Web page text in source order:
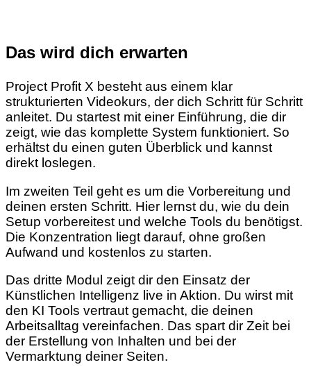
Das wird dich erwarten
Project Profit X besteht aus einem klar
strukturierten Videokurs, der dich Schritt für Schritt
anleitet. Du startest mit einer Einführung, die dir
zeigt, wie das komplette System funktioniert. So
erhältst du einen guten Überblick und kannst
direkt loslegen.
Im zweiten Teil geht es um die Vorbereitung und
deinen ersten Schritt. Hier lernst du, wie du dein
Setup vorbereitest und welche Tools du benötigst.
Die Konzentration liegt darauf, ohne großen
Aufwand und kostenlos zu starten.
Das dritte Modul zeigt dir den Einsatz der
Künstlichen Intelligenz live in Aktion. Du wirst mit
den KI Tools vertraut gemacht, die deinen
Arbeitsalltag vereinfachen. Das spart dir Zeit bei
der Erstellung von Inhalten und bei der
Vermarktung deiner Seiten.